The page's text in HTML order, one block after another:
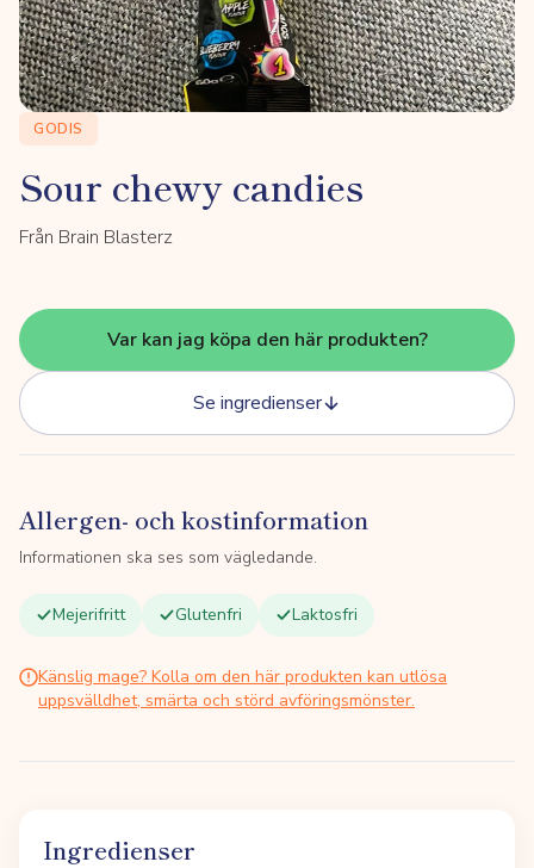
GODIS
Sour chewy candies
Från Brain Blasterz
Var kan jag köpa den här produkten?
Se ingredienser
Allergen- och kostinformation
Informationen ska ses som vägledande.
Mejerifritt Glutenfri Laktosfri
Känslig mage? Kolla om den här produkten kan utlösa
uppsvälldhet, smärta och störd avföringsmönster.
Ingredienser